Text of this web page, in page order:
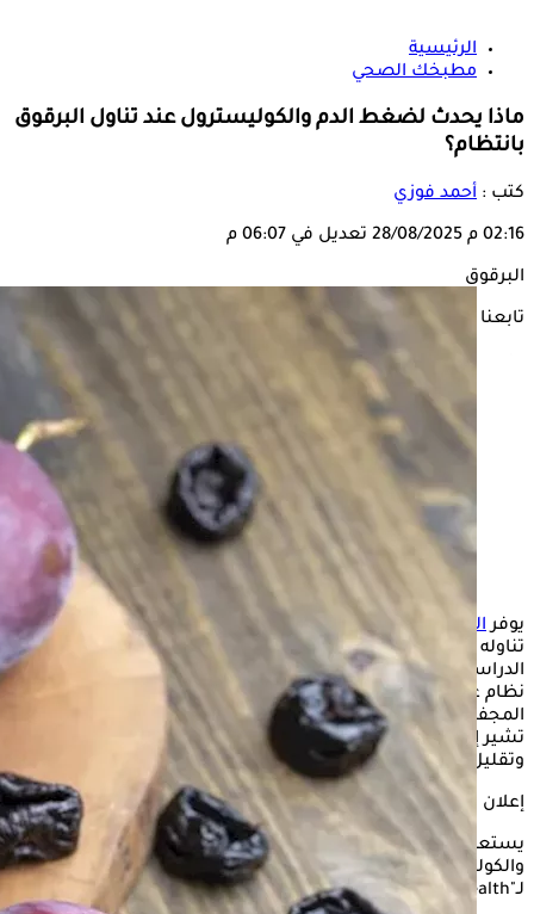
الرئيسية
مطبخك الصحي
ماذا يحدث لضغط الدم والكوليسترول عند تناول البرقوق
بانتظام؟
كتب : أحمد فوزي
02:16 م 28/08/2025 تعديل في 06:07 م
البرقوق
تابعنا على
يوفرالبرقوق
فوائد أكثر من عصير البرقوق وقد يكون من الأسهل
تناوله بكميات مفيدة من البرقوق الطازج، وفي حين تركز معظم
الدراسات على كبار السن، فإن البرقوق يمكن أن يكون جزءًا من
نظام غذائي صحي للقلب في أي عمر، وغالبًا ما يُشاد بالبرقوق
المجفف لأنه يساعد على تخفيف الإمساك، لكن الأبحاث الجديدة
تشير إلى أنه قد يعمل أيضًا على تحسين مستويات
وتقليل الالتهاب.
إعلان
يستعرض "الكونسلتو" في التقرير التالي، ماذا يحدث لضغط الدم
والكوليسترول عند تناول البرقوق بانتظام؟ وفقًا
لـ"verywellhealth".